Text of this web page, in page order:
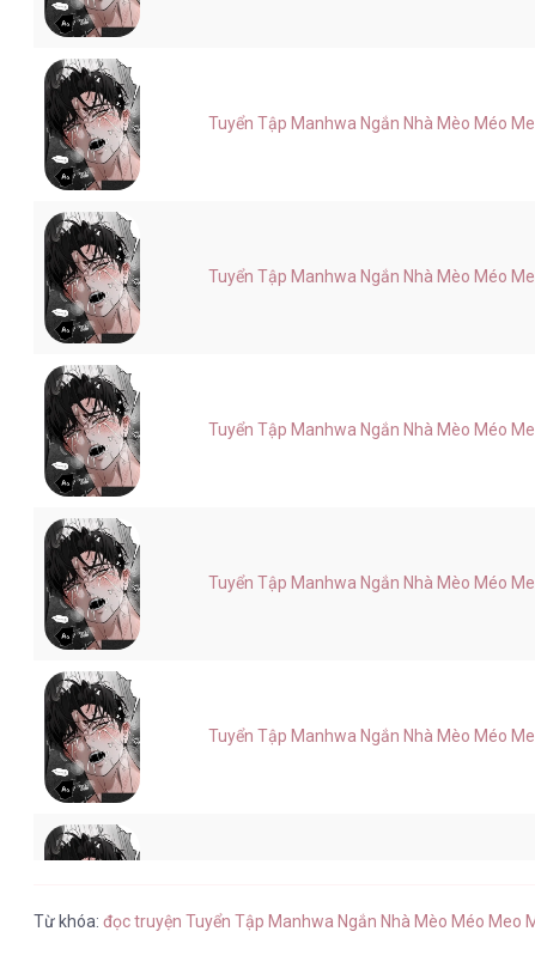
Tuyển Tập Manhwa Ngắn Nhà Mèo Méo
Tuyển Tập Manhwa Ngắn Nhà Mèo Méo
Tuyển Tập Manhwa Ngắn Nhà Mèo Méo
Tuyển Tập Manhwa Ngắn Nhà Mèo Méo
Tuyển Tập Manhwa Ngắn Nhà Mèo Méo
Từ khóa:đọc truyện Tuyển Tập Manhwa Ngắn Nhà Mèo Méo Meo